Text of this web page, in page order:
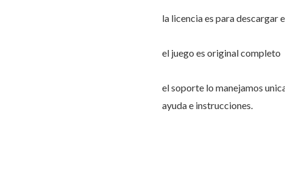
la licencia es para descargar
el juego es original completo
el soporte lo manejamos
ayuda e instrucciones.